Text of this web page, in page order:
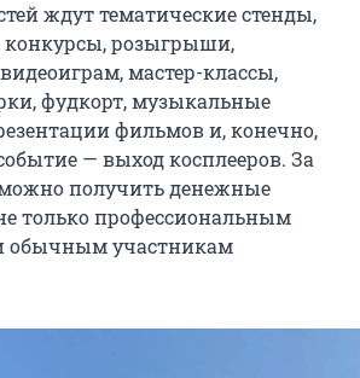
ждут тематические стенды,
конкурсы, розыгрыши,
мастер-классы,
фудкорт, музыкальные
фильмов и, конечно,
— выход косплееров. За
получить денежные
только профессиональным
обычным участникам